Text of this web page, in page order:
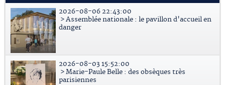
2026-08-06 22:43:00
> Assemblée nationale : le pavillon d'accueil en
danger
2026-08-03 15:52:00
> Marie-Paule Belle : des obsèques très
parisiennes